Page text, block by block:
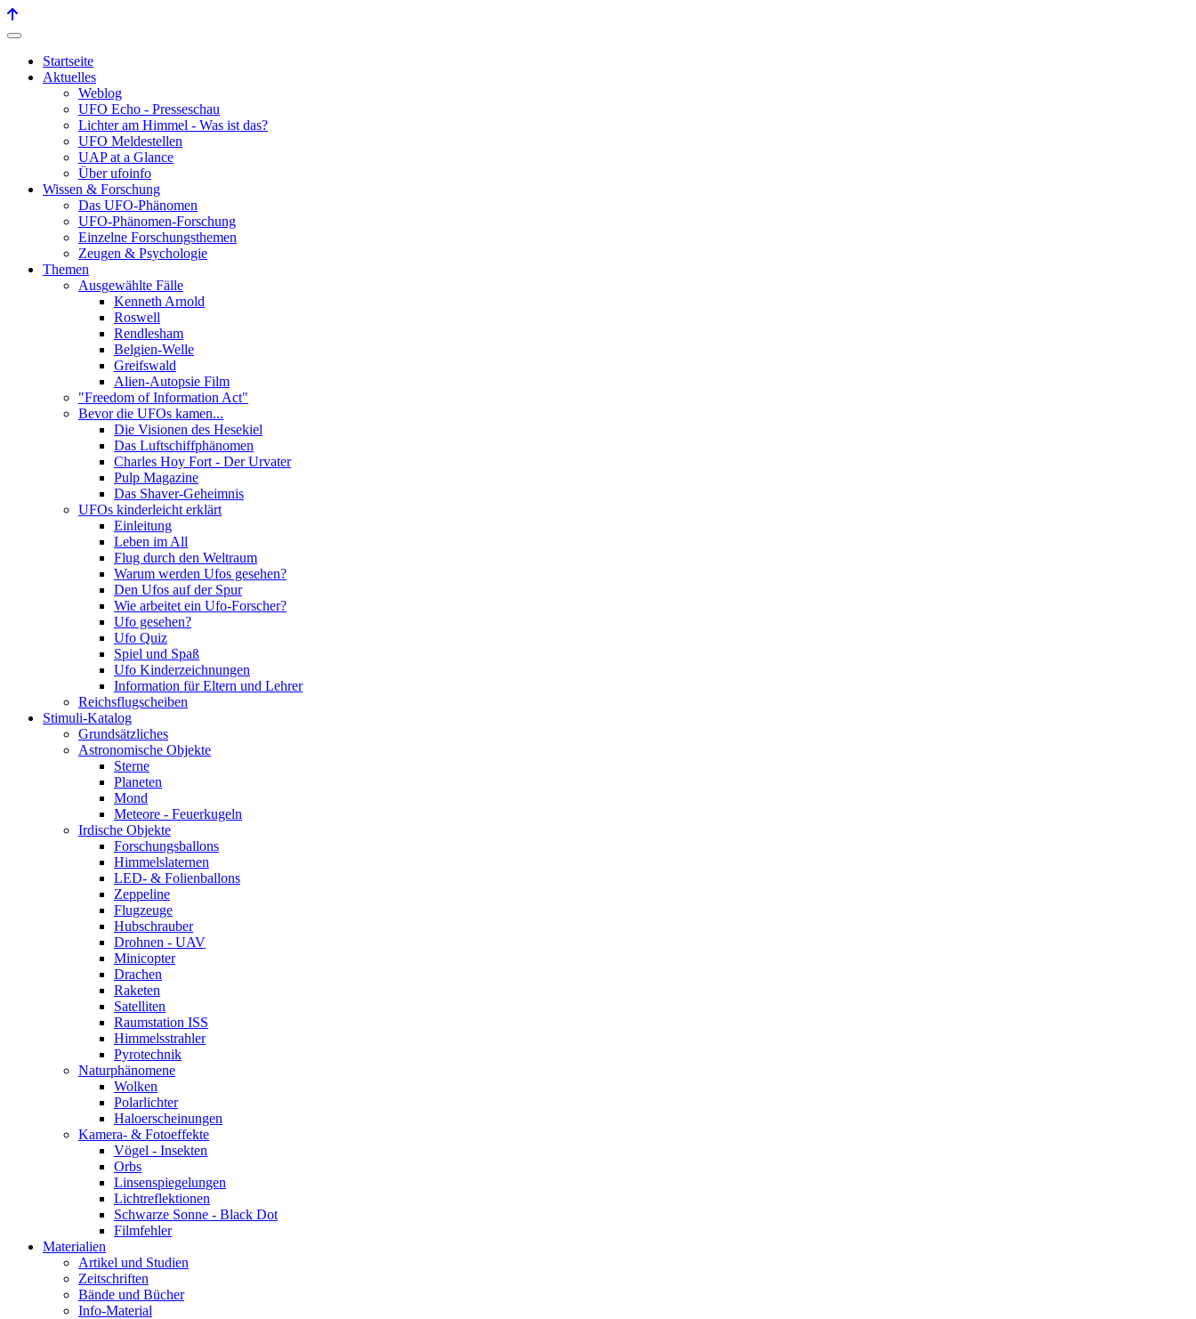
Startseite
Aktuelles
Weblog
UFO Echo - Presseschau
Lichter am Himmel - Was ist das?
UFO Meldestellen
UAP at a Glance
Über ufoinfo
Wissen & Forschung
Das UFO-Phänomen
UFO-Phänomen-Forschung
Einzelne Forschungsthemen
Zeugen & Psychologie
Themen
Ausgewählte Fälle
Kenneth Arnold
Roswell
Rendlesham
Belgien-Welle
Greifswald
Alien-Autopsie Film
"Freedom of Information Act"
Bevor die UFOs kamen...
Die Visionen des Hesekiel
Das Luftschiffphänomen
Charles Hoy Fort - Der Urvater
Pulp Magazine
Das Shaver-Geheimnis
UFOs kinderleicht erklärt
Einleitung
Leben im All
Flug durch den Weltraum
Warum werden Ufos gesehen?
Den Ufos auf der Spur
Wie arbeitet ein Ufo-Forscher?
Ufo gesehen?
Ufo Quiz
Spiel und Spaß
Ufo Kinderzeichnungen
Information für Eltern und Lehrer
Reichsflugscheiben
Stimuli-Katalog
Grundsätzliches
Astronomische Objekte
Sterne
Planeten
Mond
Meteore - Feuerkugeln
Irdische Objekte
Forschungsballons
Himmelslaternen
LED- & Folienballons
Zeppeline
Flugzeuge
Hubschrauber
Drohnen - UAV
Minicopter
Drachen
Raketen
Satelliten
Raumstation ISS
Himmelsstrahler
Pyrotechnik
Naturphänomene
Wolken
Polarlichter
Haloerscheinungen
Kamera- & Fotoeffekte
Vögel - Insekten
Orbs
Linsenspiegelungen
Lichtreflektionen
Schwarze Sonne - Black Dot
Filmfehler
Materialien
Artikel und Studien
Zeitschriften
Bände und Bücher
Info-Material